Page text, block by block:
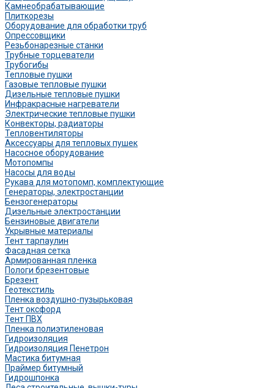
Камнеобрабатывающие
Плиткорезы
Оборудование для обработки труб
Опрессовщики
Резьбонарезные станки
Трубные торцеватели
Трубогибы
Тепловые пушки
Газовые тепловые пушки
Дизельные тепловые пушки
Инфракрасные нагреватели
Электрические тепловые пушки
Конвекторы, радиаторы
Тепловентиляторы
Аксессуары для тепловых пушек
Насосное оборудование
Мотопомпы
Насосы для воды
Рукава для мотопомп, комплектующие
Генераторы, электростанции
Бензогенераторы
Дизельные электростанции
Бензиновые двигатели
Укрывные материалы
Тент тарпаулин
Фасадная сетка
Армированная пленка
Пологи брезентовые
Брезент
Геотекстиль
Пленка воздушно-пузырьковая
Тент оксфорд
Тент ПВХ
Пленка полиэтиленовая
Гидроизоляция
Гидроизоляция Пенетрон
Мастика битумная
Праймер битумный
Гидрошпонка